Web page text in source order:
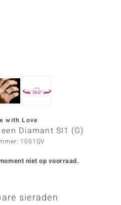
360°
with Love
Diamant SI1 (G)
1051QV
niet op voorraad.
sieraden